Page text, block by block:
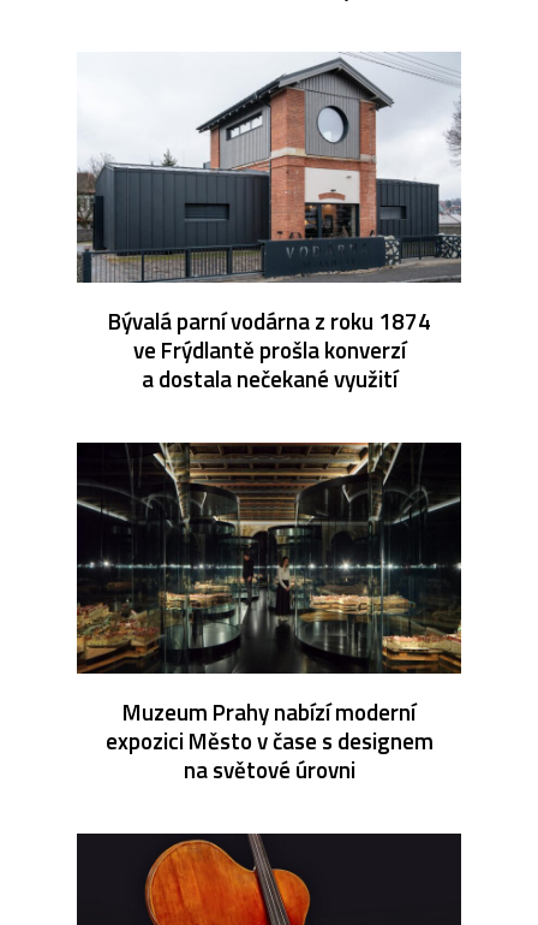
Bývalá parní vodárna z roku 1874
ve Frýdlantě prošla konverzí
a dostala nečekané využití
Muzeum Prahy nabízí moderní
expozici Město v čase s designem
na světové úrovni